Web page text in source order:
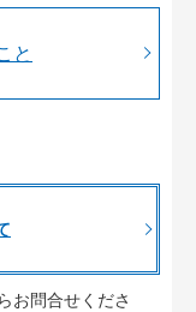
と
お問合せくださ